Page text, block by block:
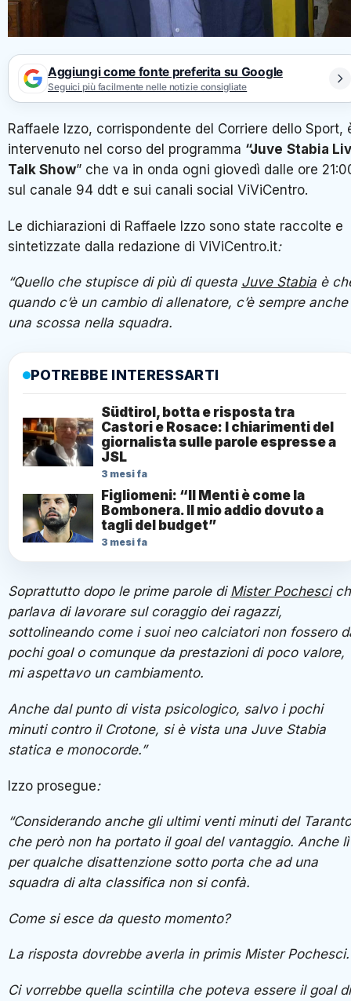
Aggiungi come fonte preferita su Google
Seguici più facilmente nelle notizie consigliate
Raffaele Izzo, corrispondente del Corriere dello Sport,
intervenuto nel corso del programma “Juve Stabia
Talk Show” che va in onda ogni giovedì dalle ore
sul canale 94 ddt e sui canali social ViViCentro.
Le dichiarazioni di Raffaele Izzo sono state raccolte e
sintetizzate dalla redazione di ViViCentro.it:
“Quello che stupisce di più di questa Juve Stabia è
quando c’è un cambio di allenatore, c’è sempre anche
una scossa nella squadra.
POTREBBE INTERESSARTI
Südtirol, botta e risposta tra
Castori e Rosace: I chiarimenti del
giornalista sulle parole espresse a
JSL
3 mesi fa
Figliomeni: “Il Menti è come la
Bombonera. Il mio addio dovuto a
tagli del budget”
3 mesi fa
Soprattutto dopo le prime parole di Mister Pochesci
parlava di lavorare sul coraggio dei ragazzi,
sottolineando come i suoi neo calciatori non fossero
pochi goal o comunque da prestazioni di poco valore,
mi aspettavo un cambiamento.
Anche dal punto di vista psicologico, salvo i pochi
minuti contro il Crotone, si è vista una Juve Stabia
statica e monocorde.”
Izzo prosegue:
“Considerando anche gli ultimi venti minuti del Taranto
che però non ha portato il goal del vantaggio. Anche lì
per qualche disattenzione sotto porta che ad una
squadra di alta classifica non si confà.
Come si esce da questo momento?
La risposta dovrebbe averla in primis Mister Pochesci.
Ci vorrebbe quella scintilla che poteva essere il goal di